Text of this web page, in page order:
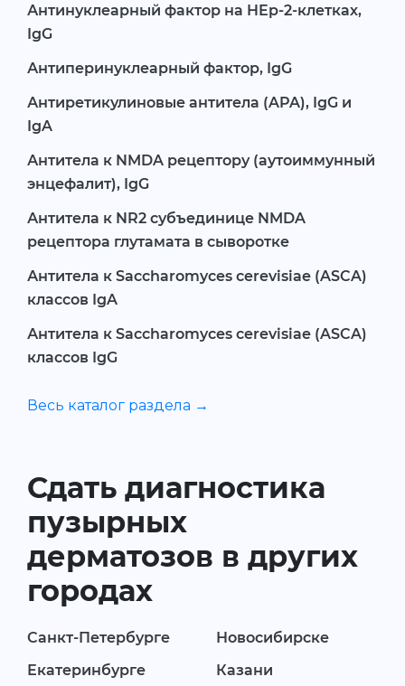
Антинуклеарный фактор на HEp-2-клетках,
IgG
Антиперинуклеарный фактор, IgG
Антиретикулиновые антитела (APA), IgG и
IgA
Антитела к NMDA рецептору (аутоиммунный
энцефалит), IgG
Антитела к NR2 субъединице NMDA
рецептора глутамата в сыворотке
Антитела к Sacchаromyces cerevisiae (ASCA)
классов IgA
Антитела к Sacchаromyces cerevisiae (ASCA)
классов IgG
Весь каталог раздела →
Сдать диагностика
пузырных
дерматозов в других
городах
Санкт-Петербурге
Новосибирске
Екатеринбурге
Казани